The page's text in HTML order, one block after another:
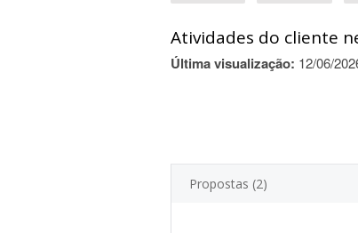
Atividades do cliente
Última visualização: 12/06/
Propostas (2)